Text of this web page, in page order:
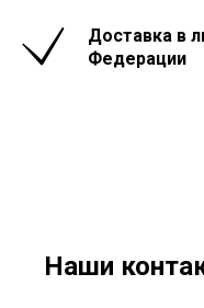
Доставка в
Федерации
Наши